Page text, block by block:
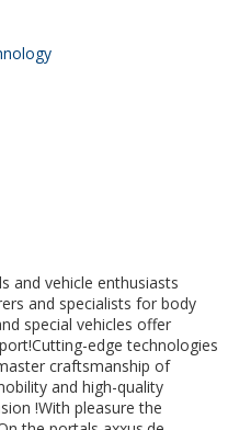
and vehicle enthusiasts
and specialists for body
special vehicles offer
edge technologies
craftsmanship of
and high-quality
!With pleasure the